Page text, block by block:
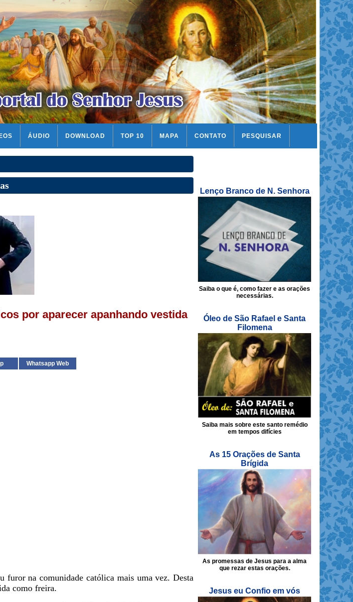
ÁUDIO DOWNLOAD TOP 10 MAPA CONTATO PESQUISAR
por aparecer apanhando vestida
Whatsapp Web
furor na comunidade católica mais uma vez. Desta
como freira.
Lenço Branco de N. Senhora
Saiba o que é, como fazer e as orações
necessárias.
Óleo de São Rafael e Santa
Filomena
Saiba mais sobre este santo remédio
em tempos difícies
As 15 Orações de Santa
Brígida
As promessas de Jesus para a alma
que rezar estas orações.
Jesus eu Confio em vós